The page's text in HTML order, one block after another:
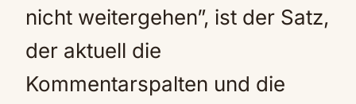
nicht weitergehen”, ist der Satz,
der aktuell die
Kommentarspalten und die